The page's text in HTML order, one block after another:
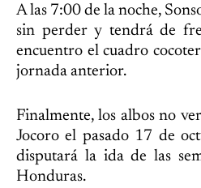
A las 7:00 de la noche,
sin perder y tendrá de
encuentro el cuadro
jornada anterior.
Finalmente, los albos no
Jocoro el pasado 17 de
disputará la ida de las
Honduras.